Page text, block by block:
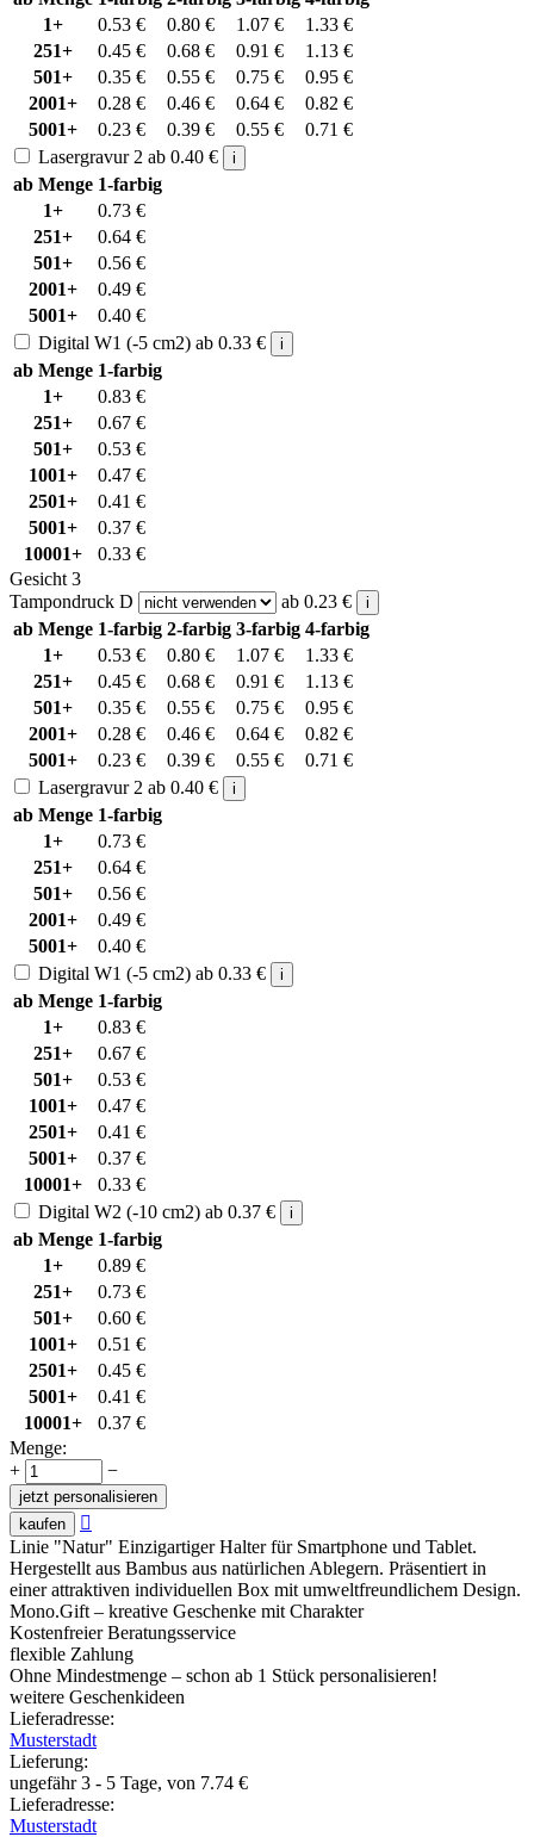
1+
0.53 € 0.80 € 1.07 € 1.33 €
251+
0.45 € 0.68 € 0.91 € 1.13 €
501+
0.35 € 0.55 € 0.75 € 0.95 €
2001+
0.28 € 0.46 € 0.64 € 0.82 €
5001+
0.23 € 0.39 € 0.55 € 0.71 €
Lasergravur 2 ab 0.40 € i
ab Menge 1-farbig
1+
0.73 €
251+
0.64 €
501+
0.56 €
2001+
0.49 €
5001+
0.40 €
Digital W1 (-5 cm2) ab 0.33 € i
ab Menge 1-farbig
1+
0.83 €
251+
0.67 €
501+
0.53 €
1001+
0.47 €
2501+
0.41 €
5001+
0.37 €
10001+
0.33 €
Gesicht 3
Tampondruck D
ab 0.23 € i
ab Menge 1-farbig 2-farbig 3-farbig 4-farbig
1+
0.53 € 0.80 € 1.07 € 1.33 €
251+
0.45 € 0.68 € 0.91 € 1.13 €
501+
0.35 € 0.55 € 0.75 € 0.95 €
2001+
0.28 € 0.46 € 0.64 € 0.82 €
5001+
0.23 € 0.39 € 0.55 € 0.71 €
Lasergravur 2 ab 0.40 € i
ab Menge 1-farbig
1+
0.73 €
251+
0.64 €
501+
0.56 €
2001+
0.49 €
5001+
0.40 €
Digital W1 (-5 cm2) ab 0.33 € i
ab Menge 1-farbig
1+
0.83 €
251+
0.67 €
501+
0.53 €
1001+
0.47 €
2501+
0.41 €
5001+
0.37 €
10001+
0.33 €
Digital W2 (-10 cm2) ab 0.37 € i
ab Menge 1-farbig
1+
0.89 €
251+
0.73 €
501+
0.60 €
1001+
0.51 €
2501+
0.45 €
5001+
0.41 €
10001+
0.37 €
Menge:
+
−
jetzt personalisieren
kaufen

Linie "Natur" Einzigartiger Halter für Smartphone und Tablet.
Hergestellt aus Bambus aus natürlichen Ablegern. Präsentiert in
einer attraktiven individuellen Box mit umweltfreundlichem Design.
Mono.Gift – kreative Geschenke mit Charakter
Kostenfreier Beratungsservice
flexible Zahlung
Ohne Mindestmenge – schon ab 1 Stück personalisieren!
weitere Geschenkideen
Lieferadresse:
Musterstadt
Lieferung:
ungefähr 3 - 5 Tage, von 7.74 €
Lieferadresse:
Musterstadt